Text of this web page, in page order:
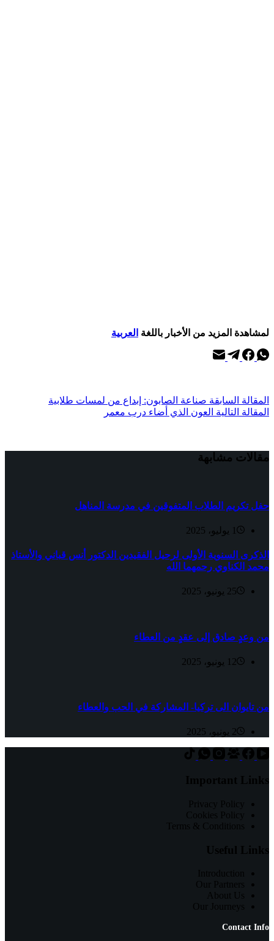
لمشاهدة المزيد من الأخبار باللغة العربية
المقالة السابقة صناعة الصابون: إبداع من لمسات طلابية
المقالة التالية العون الذي أضاء درب معمر
مقالات مشابهة
حفل تكريم الطلاب المتفوقين في مدرسة المناهل
1 يوليو، 2025
الذكرى السنوية الأولى لرحيل الفقيدين الدكتور أنس قباني والأستاذ
محمد الكناوي رحمهما الله
25 يونيو، 2025
من وعدٍ صادق إلى عقدٍ من العطاء
12 يونيو، 2025
من تايوان الى تركيا- المشاركة في الحب والعطاء
2 يونيو، 2025
Important Links
Privacy Policy
Cookies Policy
Terms & Conditions
Useful Links
Introduction
Our Partners
About Us
Our Journeys
Contact Info